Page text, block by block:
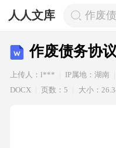
人人文库 作废
作废债务协
上传人：l*** IP属地：湖南
DOCX
页数：5 大小：